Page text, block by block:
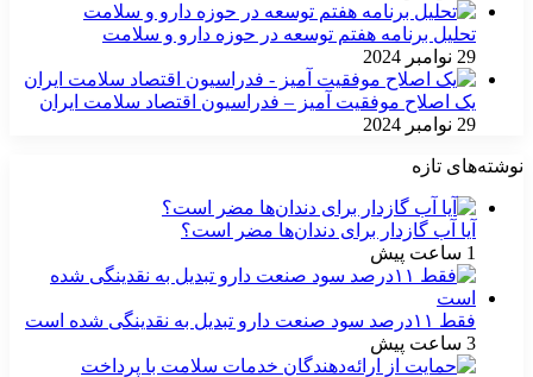
تحلیل برنامه هفتم توسعه در حوزه دارو و سلامت
29 نوامبر 2024
یک اصلاح موفقیت آمیز – فدراسیون اقتصاد سلامت ایران
29 نوامبر 2024
نوشته‌های تازه
آیا آب گازدار برای دندان‌ها مضر است؟
1 ساعت پیش
فقط ۱۱‌درصد سود صنعت دارو تبدیل به نقدینگی شده است
3 ساعت پیش